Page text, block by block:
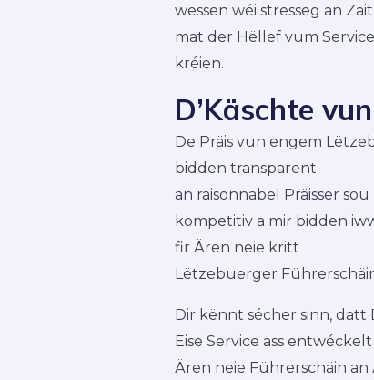
wëssen wéi stresseg an
mat der Hëllef vum
kréien.
D’Käschte
De Präis vun engem
bidden transparent
an raisonnabel Präisser
kompetitiv a mir bidden
fir Ären neie kritt
Lëtzebuerger
Dir kënnt sécher sinn, datt
Eise Service ass
Ären neie Führerschäin an